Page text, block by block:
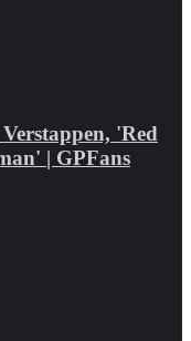
'Red
| GPFans